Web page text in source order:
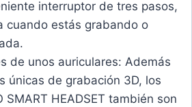
interruptor de tres pasos,
cuando estás grabando o
de unos auriculares: Además
únicas de grabación 3D, los
SMART HEADSET también son